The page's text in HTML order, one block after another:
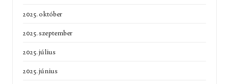
2025. október
2025. szeptember
2025. július
2025. június